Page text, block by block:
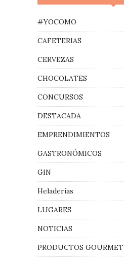
#YOCOMO
CAFETERIAS
CERVEZAS
CHOCOLATES
CONCURSOS
DESTACADA
EMPRENDIMIENTOS
GASTRONÓMICOS
GIN
Heladerías
LUGARES
NOTICIAS
PRODUCTOS GOURMET